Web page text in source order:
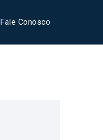
Fale Conosco